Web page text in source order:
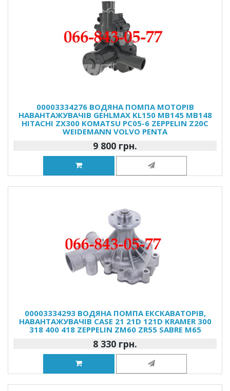
00003334276 ВОДЯНА ПОМПА МОТОРІВ
НАВАНТАЖУВАЧІВ GEHLMAX KL150 MB145 MB148
HITACHI ZX300 KOMATSU PC05-6 ZEPPELIN Z20C
WEIDEMANN VOLVO PENTA
9 800 грн.
00003334293 ВОДЯНА ПОМПА ЕКСКАВАТОРІВ,
НАВАНТАЖУВАЧІВ CASE 21 21D 121D KRAMER 300
318 400 418 ZEPPELIN ZM60 ZR55 SABRE M65
8 330 грн.